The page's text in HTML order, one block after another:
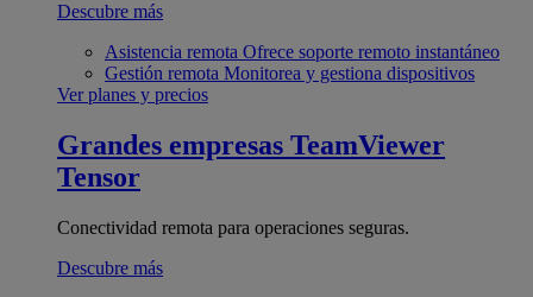
Descubre más
Asistencia remota Ofrece soporte remoto instantáneo
Gestión remota Monitorea y gestiona dispositivos
Ver planes y precios
Grandes empresas TeamViewer
Tensor
Conectividad remota para operaciones seguras.
Descubre más